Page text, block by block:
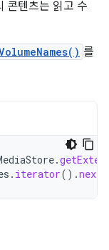
콘텐츠는 읽고 수
를
.
. iterator().next